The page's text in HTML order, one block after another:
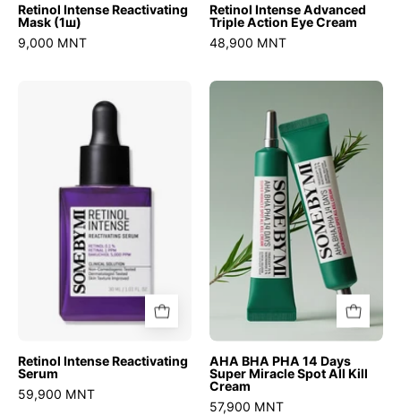
Retinol Intense Reactivating
Mask (1ш)
9,000 MNT
Retinol Intense Advanced
Triple Action Eye Cream
48,900 MNT
Intense
Reactivating
Serum
Retinol Intense Reactivating
Serum
59,900 MNT
BHA
PHA
14
Days
Super
Miracle
Spot
Cream
AHA BHA PHA 14 Days
Super Miracle Spot All Kill
Cream
57,900 MNT